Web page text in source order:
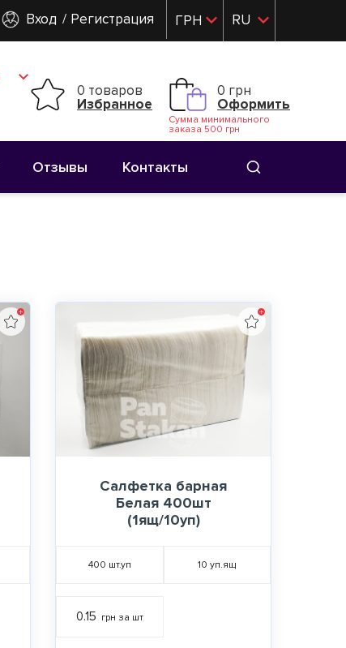
Вход Регистрация
ГРН
UK
RU
0 товаров
Избранное
0 грн
Оформить
Сумма минимального
заказа 500 грн
Отзывы Контакты
Салфетка барная
Белая 400шт
(1ящ/10уп)
400 шт.уп 10 уп.ящ
0.15 грн за шт